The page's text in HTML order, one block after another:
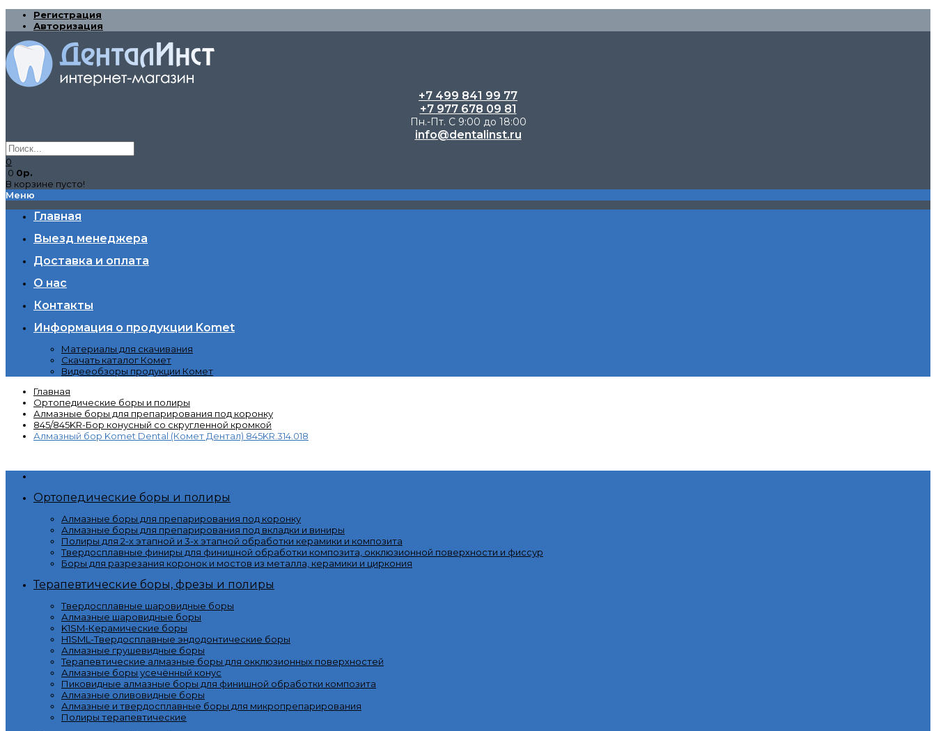
Регистрация
Авторизация
+7 499 841 99 77
+7 977 678 09 81
Пн.-Пт. С 9:00 до 18:00
info@dentalinst.ru
0
0 0р.
В корзине пусто!
Меню
Главная
Выезд менеджера
Доставка и оплата
О нас
Контакты
Информация о продукции Komet
Материалы для скачивания
Скачать каталог Комет
Видееобзоры продукции Комет
Главная
Ортопедические боры и полиры
Алмазные боры для препарирования под коронку
845/845KR-Бор конусный со скругленной кромкой
Алмазный бор Komet Dental (Комет Дентал) 845KR.314.018
Ортопедические боры и полиры
Алмазные боры для препарирования под коронку
Алмазные боры для препарирования под вкладки и виниры
Полиры для 2-х этапной и 3-х этапной обработки керамики и композита
Твердосплавные финиры для финишной обработки композита, окклюзионной поверхности и фиссур
Боры для разрезания коронок и мостов из металла, керамики и циркония
Терапевтические боры, фрезы и полиры
Твердосплавные шаровидные боры
Алмазные шаровидные боры
K1SM-Керамические боры
H1SML-Твердосплавные эндодонтические боры
Алмазные грушевидные боры
Терапевтические алмазные боры для окклюзионных поверхностей
Алмазные боры усечённый конус
Пиковидные алмазные боры для финишной обработки композита
Алмазные оливовидные боры
Алмазные и твердосплавные боры для микропрепарирования
Полиры терапевтические